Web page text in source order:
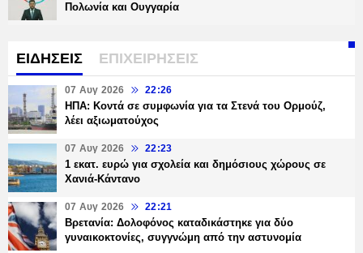
Πολωνία και Ουγγαρία
ΕΙΔΗΣΕΙΣ ΕΠΙΧΕΙΡΗΣΕΙΣ
07 Αυγ 2026 22:26
ΗΠΑ: Κοντά σε συμφωνία για τα Στενά του Ορμούζ,
λέει αξιωματούχος
07 Αυγ 2026 22:23
1 εκατ. ευρώ για σχολεία και δημόσιους χώρους σε
Χανιά-Κάντανο
07 Αυγ 2026 22:21
Βρετανία: Δολοφόνος καταδικάστηκε για δύο
γυναικοκτονίες, συγγνώμη από την αστυνομία